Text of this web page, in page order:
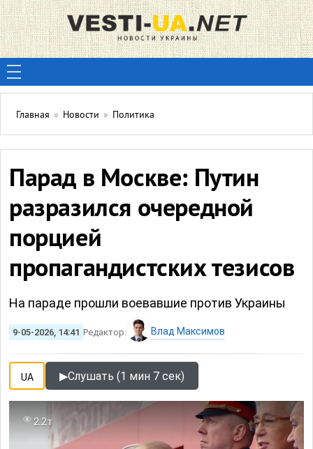
Главная » Новости » Политика
Парад в Москве: Путин
разразился очередной
порцией
пропагандистских тезисов
На параде прошли воевавшие против Украины
9-05-2026, 14:41 Редактор: Влад Максимов
UA ▶Слушать (1 мин 7 сек)
2.2т